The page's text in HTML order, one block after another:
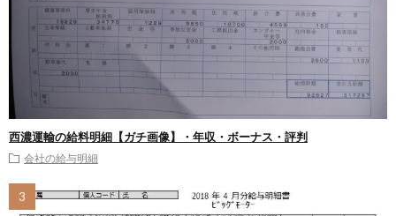
西濃運輸の給料明細【ガチ画像】・年収・ボーナス・評判
会社の給与明細